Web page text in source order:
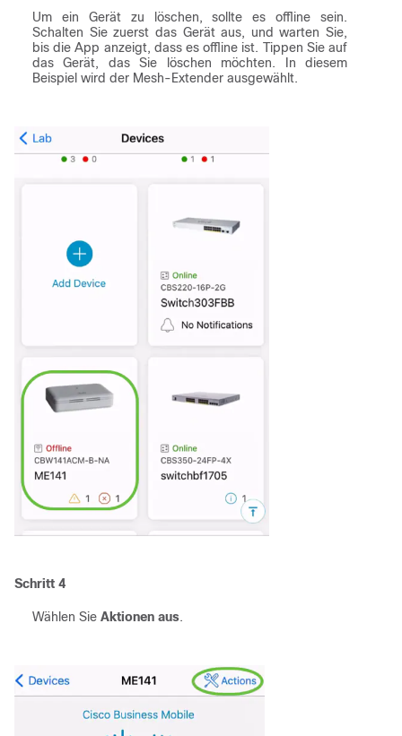
Um ein Gerät zu löschen, sollte es offline sein.
Schalten Sie zuerst das Gerät aus, und warten Sie,
bis die App anzeigt, dass es offline ist. Tippen Sie auf
das Gerät, das Sie löschen möchten. In diesem
Beispiel wird der Mesh-Extender ausgewählt.
Schritt 4
Wählen Sie Aktionen aus.